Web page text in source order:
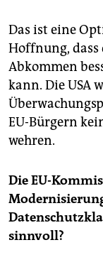
Das ist eine
Hoffnung, dass
Abkommen
kann. Die USA
EU-Bürgern
wehren.
Die EU-
sinnvoll?